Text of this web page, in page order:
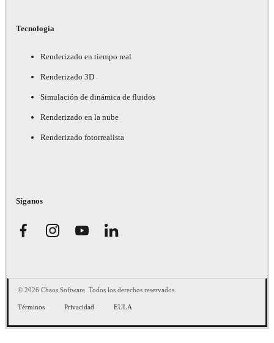
Tecnología
Renderizado en tiempo real
Renderizado 3D
Simulación de dinámica de fluidos
Renderizado en la nube
Renderizado fotorrealista
Síganos
© 2026 Chaos Software. Todos los derechos reservados.
Términos Privacidad EULA